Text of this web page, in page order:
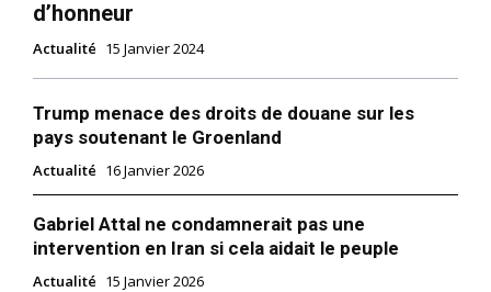
d’honneur
Actualité 15 Janvier 2024
Trump menace des droits de douane sur les
pays soutenant le Groenland
Actualité 16 Janvier 2026
Gabriel Attal ne condamnerait pas une
intervention en Iran si cela aidait le peuple
Actualité 15 Janvier 2026